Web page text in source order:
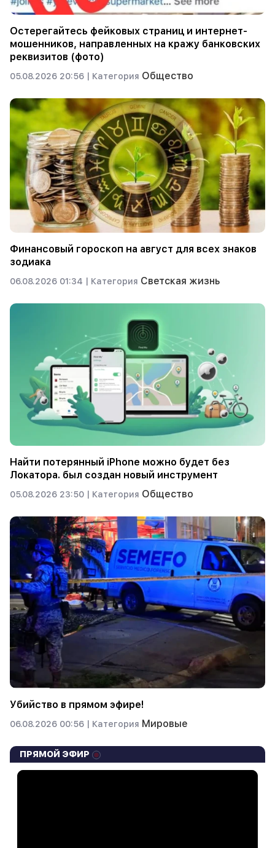
Остерегайтесь фейковых страниц и интернет-
мошенников, направленных на кражу банковских
реквизитов (фото)
05.08.2026 20:56 | Категория Общество
Финансовый гороскоп на август для всех знаков
зодиака
06.08.2026 01:34 | Категория Светская жизнь
Найти потерянный iPhone можно будет без
Локатора. был создан новый инструмент
05.08.2026 23:50 | Категория Общество
Убийство в прямом эфире!
06.08.2026 00:56 | Категория Мировые
ПРЯМОЙ ЭФИР